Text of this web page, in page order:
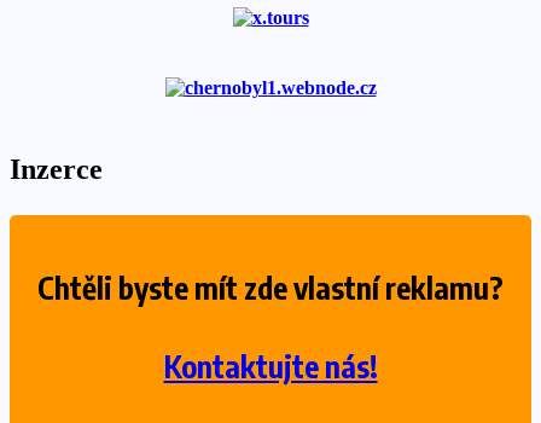
Inzerce
Chtěli byste mít zde vlastní reklamu?
Kontaktujte nás!